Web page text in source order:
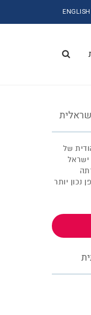
ENGLISH
של
ישראל
נכון יותר